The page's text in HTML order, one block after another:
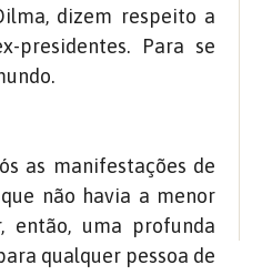
dizem respeito a
presidentes. Para se
as manifestações de
não havia a menor
então, uma profunda
qualquer pessoa de